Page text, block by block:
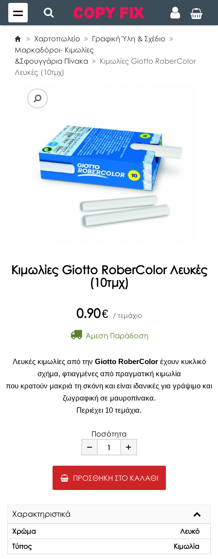
Χαρτοπωλείο
Γραφική Ύλη & Σχέδιο
Μαρκαδόροι- Κιμωλίες
&Σφουγγάρια Πίνακα
Κιμωλίες Giotto RoberColor
Λευκές (10τμχ)
Κιμωλίες Giotto RoberColor Λευκές
(10τμχ)
0.90€ / τεμάχιο
Άμεση Παράδοση
Λευκές κιμωλίες από την Giotto RoberColor έχουν κυκλικό
σχήμα, φτιαγμένες από πραγματική κιμωλία
που κρατούν μακριά τη σκόνη και είναι ιδανικές για γράψιμο και
ζωγραφική σε μαυροπίνακα.
Περιέχει 10 τεμάχια.
Ποσότητα
Minus Plus
ΠΡΟΣΘΉΚΗ ΣΤΟ ΚΑΛΆΘΙ
Χαρακτηριστικά
Χρώμα
Λευκό
Τύπος
Κιμωλία